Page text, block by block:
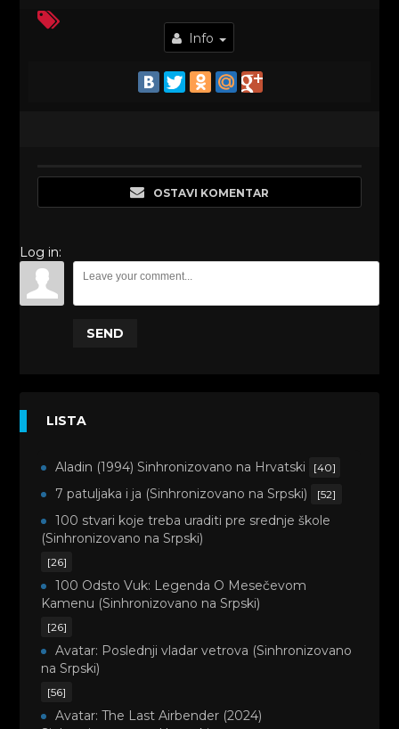
Info
OSTAVI KOMENTAR
Log in:
SEND
LISTA
Aladin (1994) Sinhronizovano na Hrvatski [40]
7 patuljaka i ja (Sinhronizovano na Srpski) [52]
100 stvari koje treba uraditi pre srednje škole
(Sinhronizovano na Srpski)
[26]
100 Odsto Vuk: Legenda O Mesečevom
Kamenu (Sinhronizovano na Srpski)
[26]
Avatar: Poslednji vladar vetrova (Sinhronizovano
na Srpski)
[56]
Avatar: The Last Airbender (2024)